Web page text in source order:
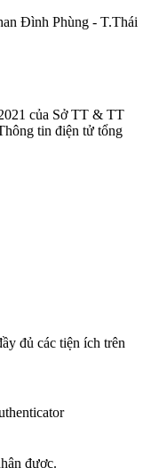
Đình Phùng - T.Thái
của Sở TT & TT
tin điện tử tổng
đủ các tiện ích trên
được.